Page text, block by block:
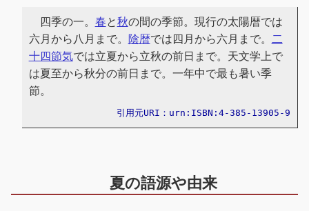
四季の一。 春と秋の間の季節。現行の太陽暦では
六月から八月まで。
陰暦では四月から六月まで。
二
十四節気では立夏から立秋の前日まで。天文学上で
は夏至から秋分の前日まで。一年中で最も暑い季
節。
夏の語源や由来